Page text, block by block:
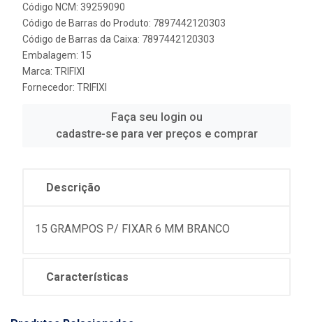
Código NCM: 39259090
Código de Barras do Produto: 7897442120303
Código de Barras da Caixa: 7897442120303
Embalagem: 15
Marca: TRIFIXI
Fornecedor: TRIFIXI
Faça seu login ou
cadastre-se para ver preços e comprar
Descrição
15 GRAMPOS P/ FIXAR 6 MM BRANCO
Características